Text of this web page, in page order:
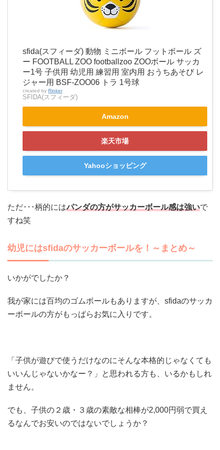
sfida(スフィーダ) 動物 ミニボール フットボール ズ
ー FOOTBALL ZOO footballzoo ZOOボール サッカ
ー1号 子供用 幼児用 練習用 室内用 おうちあそび レ
ジャー用 BSF-ZOO06 トラ 1号球
created by Rinker
SFIDA(スフィーダ)
Amazon
楽天市場
Yahooショッピング
ただ･･･柄的にはパンダの方がサッカーボール感は強いで
すね笑
幼児にはsfidaのサッカーボールを！～まとめ～
いかがでしたか？
我が家には百均のゴムボールもありますが、sfidaのサッカ
ーボールの方がもっぱらお気に入りです。
「子供が遊びで使うだけなのにそんな本格的じゃなくても
いいんじゃないかなー？」と思われる方も、いるかもしれ
ません。
でも、子供の２歳・３歳の素敵な相棒が2,000円弱で買え
るなんでお安いのではないでしょうか？